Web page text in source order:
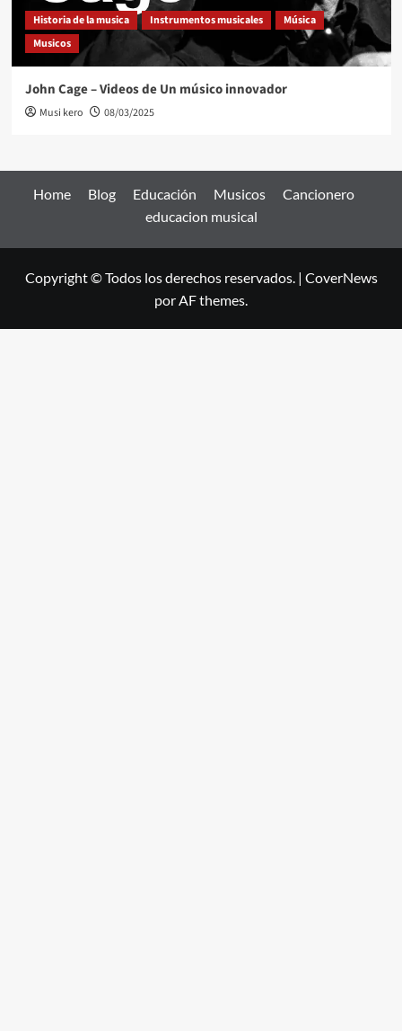
Historia de la musica Instrumentos musicales
Música
Musicos
John Cage – Videos de Un músico innovador
Musi kero 08/03/2025
Home Blog Educación Musicos
Cancionero
educacion musical
Copyright © Todos los derechos reservados. | CoverNews
por AF themes.